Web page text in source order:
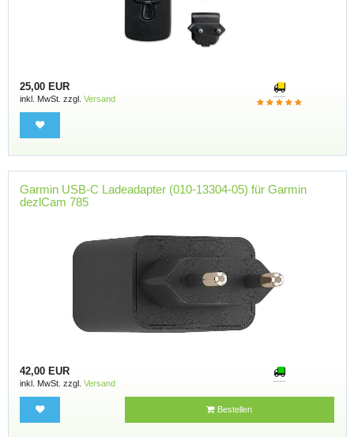
25,00 EUR
inkl. MwSt. zzgl. Versand
Garmin USB-C Ladeadapter (010-13304-05) für Garmin
dezlCam 785
42,00 EUR
inkl. MwSt. zzgl. Versand
Bestellen